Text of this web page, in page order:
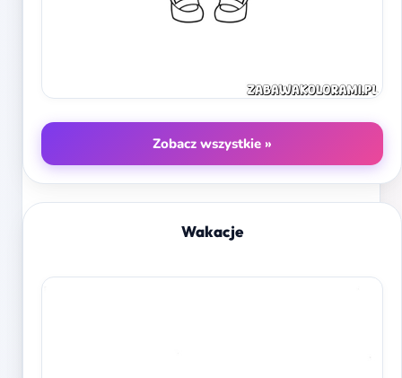
Zobacz wszystkie »
Wakacje